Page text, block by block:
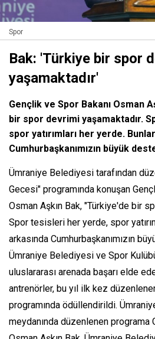
Spor
Bak: 'Türkiye bir spor
yaşamaktadır'
Gençlik ve Spor Bakanı Osman
bir spor devrimi yaşamaktadır.
spor yatırımları her yerde.
Cumhurbaşkanımızın büyük
Ümraniye Belediyesi tarafından
Gecesi" programında konuşan
Osman Aşkın Bak, "Türkiye'de bir
Spor tesisleri her yerde, spor
arkasında Cumhurbaşkanımızın
Ümraniye Belediyesi ve Spor
uluslararası arenada başarı elde
antrenörler, bu yıl ilk kez
programında ödüllendirildi.
meydanında düzenlenen programa